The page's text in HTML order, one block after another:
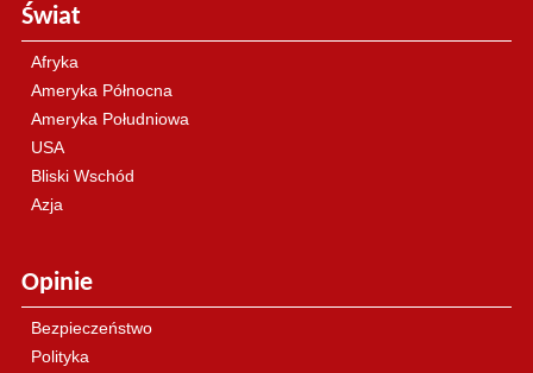
Świat
Afryka
Ameryka Północna
Ameryka Południowa
USA
Bliski Wschód
Azja
Opinie
Bezpieczeństwo
Polityka